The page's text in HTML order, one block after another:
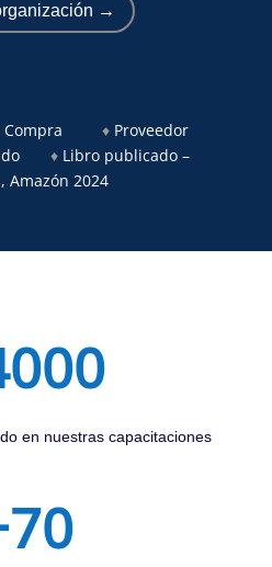
→
♦ Proveedor
♦ Libro publicado –
Amazón 2024
en nuestras capacitaciones